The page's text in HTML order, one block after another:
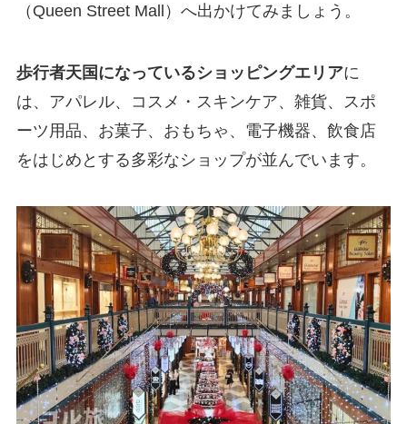
（Queen Street Mall）へ出かけてみましょう。
歩行者天国になっているショッピングエリアに
は、アパレル、コスメ・スキンケア、雑貨、スポ
ーツ用品、お菓子、おもちゃ、電子機器、飲食店
をはじめとする多彩なショップが並んでいます。